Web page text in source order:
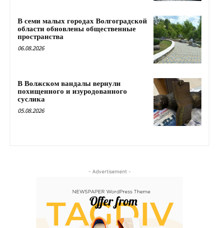
В семи малых городах Волгоградской
области обновлены общественные
пространства
06.08.2026
В Волжском вандалы вернули
похищенного и изуродованного
суслика
05.08.2026
- Advertisement -